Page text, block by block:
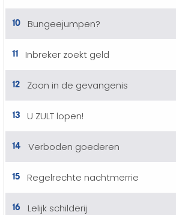
10 Bungeejumpen?
11 Inbreker zoekt geld
12 Zoon in de gevangenis
13 U ZULT lopen!
14 Verboden goederen
15 Regelrechte nachtmerrie
16 Lelijk schilderij